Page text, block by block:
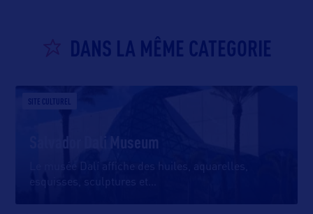
DANS LA MÊME CATEGORIE
SITE CULTUREL
Salvador Dali Museum
Le musée Dalí affiche des huiles, aquarelles,
esquisses, sculptures et